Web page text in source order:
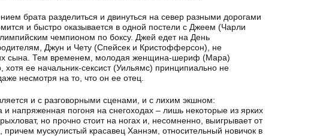
брата разделиться и двинуться на север разными дорогами
и быстро оказывается в одной постели с Джеем (Чарли
чемпионом по боксу. Джей едет на День
Джун и Чету (Спейсек и Кристофферсон), не
сына. Тем временем, молодая женщина-шериф (Мара)
хотя ее начальник-сексист (Уильямс) принципиально не
несмотря на то, что он ее отец.
и с разговорными сценами, и с лихим экшном:
напряженная погоня на снегоходах – лишь некоторые из ярких
но прочно стоит на ногах и, несомненно, выигрывает от
причем мускулистый красавец Ханнэм, относительный новичок в